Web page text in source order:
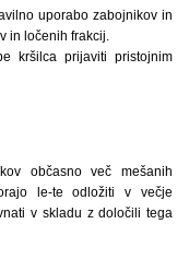
uporabo zabojnikov in
in ločenih frakcij.
kršilca prijaviti pristojnim
občasno več mešanih
le-te odložiti v večje
v skladu z določili tega